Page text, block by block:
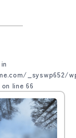
_syswp652/
on line66